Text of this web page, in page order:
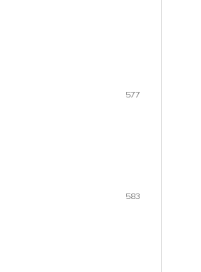
577
583